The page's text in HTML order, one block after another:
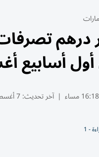
درهم
| آخر تحديث:7 أغسطس 16:38 2026
- 1